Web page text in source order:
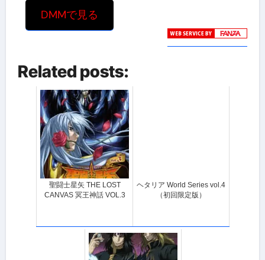
DMMで見る
Related posts:
聖闘士星矢 THE LOST
CANVAS 冥王神話 VOL.3
ヘタリア World Series vol.4
（初回限定版）